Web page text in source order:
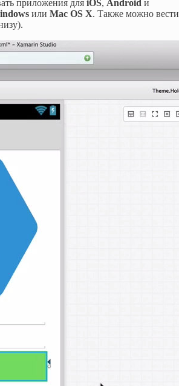
приложения для iOS, Android и
или Mac OS X. Также можно вести